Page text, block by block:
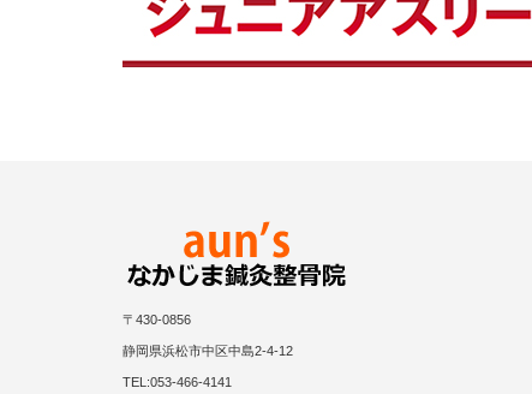
〒430-0856
静岡県浜松市中区中島2-4-12
TEL:053-466-4141